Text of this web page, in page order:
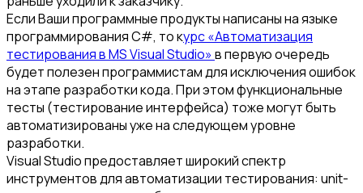
Если Ваши программные продукты написаны на языке
программирования C#, то курс «Автоматизация
тестирования в MS Visual Studio»в первую очередь
будет полезен программистам для исключения ошибок
на этапе разработки кода. При этом функциональные
тесты (тестирование интерфейса) тоже могут быть
автоматизированы уже на следующем уровне
разработки.
Visual Studio предоставляет широкий спектр
инструментов для автоматизации тестирования: unit-